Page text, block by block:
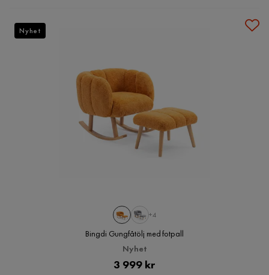
+4
Bingdi Gungfåtölj med fotpall
Nyhet
Pris
3 999 kr
Nyhet